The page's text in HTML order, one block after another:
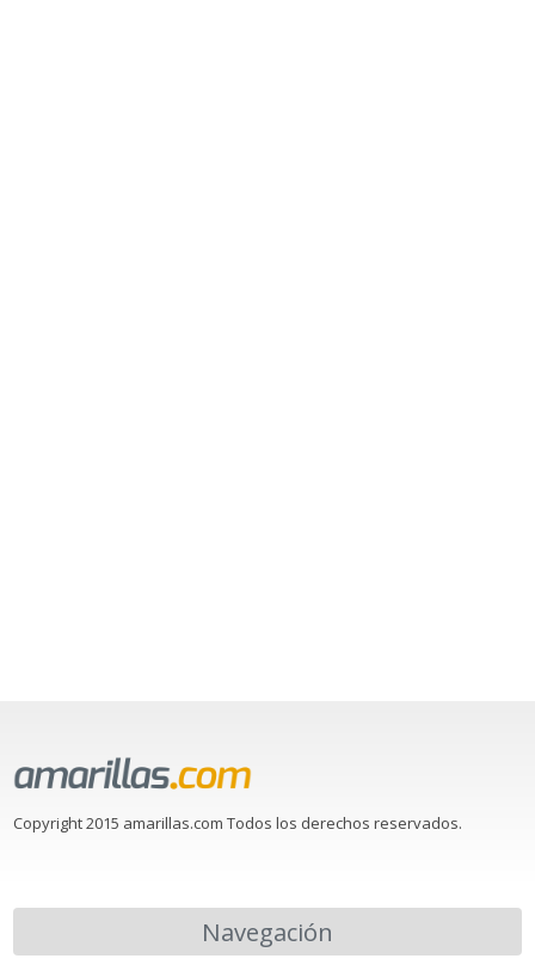
Copyright 2015 amarillas.com Todos los derechos reservados.
Navegación